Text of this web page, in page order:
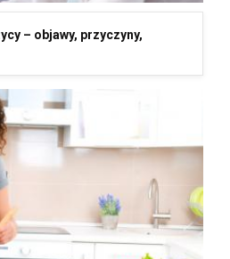
– objawy, przyczyny,